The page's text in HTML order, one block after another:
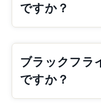
ですか？
ブラックフラ
ですか？